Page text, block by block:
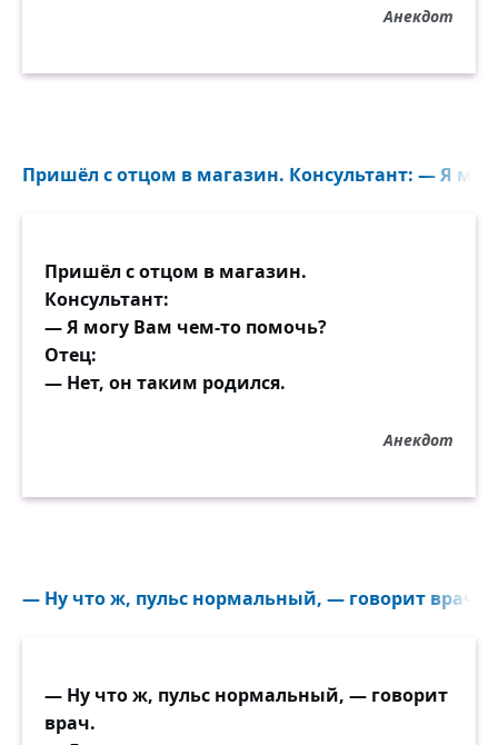
Анекдот
Пришёл с отцом в магазин. Консультант: — Я
Пришёл с отцом в магазин.
Консультант:
— Я могу Вам чем-то помочь?
Отец:
— Нет, он таким родился.
Анекдот
— Ну что ж, пульс нормальный, — говорит врач...
— Ну что ж, пульс нормальный, — говорит
врач.